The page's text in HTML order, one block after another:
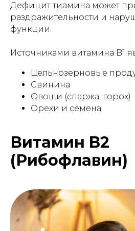
Дефицит тиамина может
раздражительности и
функции.
Источниками витамина B1
Цельнозерновые
Свинина
Овощи (спаржа, горох)
Орехи и семена
Витамин B2
(Рибофлавин)